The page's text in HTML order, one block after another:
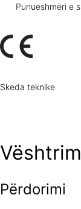
Punueshmëri e
Skeda teknike
Përdorimi